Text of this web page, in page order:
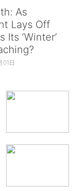
As
Lays Off
Its ‘Winter’
01日